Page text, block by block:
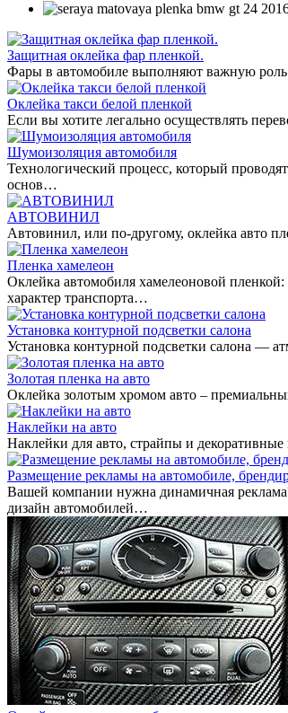
Защитная оклейка фар пленкой.
Фары в автомобиле выполняют важную роль
Оклейка такси белой пленкой
Если вы хотите легально осуществлять
Шумоизоляция автомобиля
Технологический процесс, который
основ…
АВТОВИНИЛ
Автовинил, или по-другому, оклейка авто
Пленка хамелеон
Оклейка автомобиля хамелеоновой
характер транспорта…
Установка контурной подсветки салона
Установка контурной подсветки салона —
Золотая пленка на авто
Оклейка золотым хромом авто –
Наклейки на авто
Наклейки для авто, страйпы и
Размещение рекламы на автомобиле,
Вашей компании нужна динамичная
дизайн автомобилей…